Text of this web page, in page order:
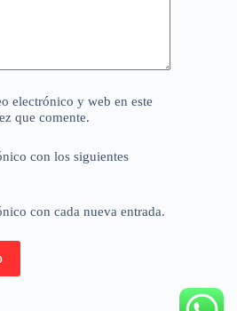
electrónico y web en este
que comente.
con los siguientes
con cada nueva entrada.